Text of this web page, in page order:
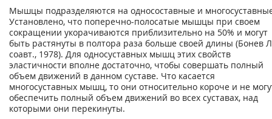
Мышцы подразделяются на односоставные и
Установлено, что поперечно-полосатые мышцы при своем
сокращении укорачиваются приблизительно на 50% и могут
быть растянуты в полтора раза больше своей длины (Бонев
соавт., 1978). Для односуставных мышц этих свойств
эластичности вполне достаточно, чтобы совершать полный
объем движений в данном суставе. Что касается
многосуставных мышц, то они относительно короче и не
обеспечить полный объем движений во всех суставах, над
которыми они перекинуты.